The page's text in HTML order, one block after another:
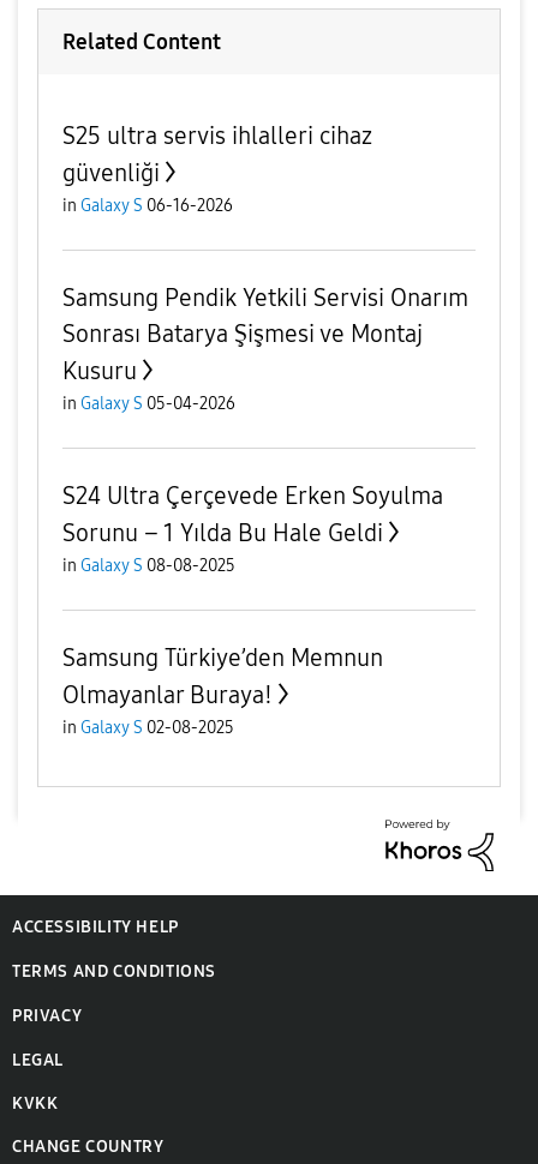
Related Content
S25 ultra servis ihlalleri cihaz
güvenliği
in Galaxy S 06-16-2026
Samsung Pendik Yetkili Servisi Onarım
Sonrası Batarya Şişmesi ve Montaj
Kusuru
in Galaxy S 05-04-2026
S24 Ultra Çerçevede Erken Soyulma
Sorunu – 1 Yılda Bu Hale Geldi
in Galaxy S 08-08-2025
Samsung Türkiye’den Memnun
Olmayanlar Buraya!
in Galaxy S 02-08-2025
ACCESSIBILITY HELP
TERMS AND CONDITIONS
PRIVACY
LEGAL
KVKK
CHANGE COUNTRY